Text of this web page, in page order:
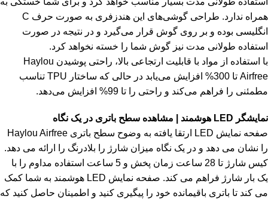
همراه ندارد. طراحی گوشی‌های این هندزفری به صورت حرف C
انگلیسی بوده و بر روی گوش قرار می‌گیرد و در نتیجه در صورت
استفاده طولانی مدت نیز گوش شما را خسته نخواهد کرد.
با استفاده از مواد با قابلیت ارتجاعی بالا، راحتی پوشیدن Haylou
Airfree تا 300% افزایش می‌یابد در حالی که ساختار TPU تناسب
مطمئنی را فراهم می‌کند و راحتی را تا 99% افزایش می‌دهد.
نمایشگر LED هوشمند | مشاهده سطح باتری در یک نگاه
صفحه نمایش LED ارتقا یافته به وضوح سطح باتری Haylou Airfree
را نشان می دهد و در یک نگاه میزان شارژ را بلادرنگ را ارائه می دهد.
کیس شارژ تا 28 ساعت زمان پخش و 5 ساعت استفاده مداوم را با
یک بار شارژ فراهم می کند. صفحه نمایش LED هوشمند به شما کمک
می کند تا باتری باقیمانده خود را پیگیری کنید و اطمینان حاصل کنید که